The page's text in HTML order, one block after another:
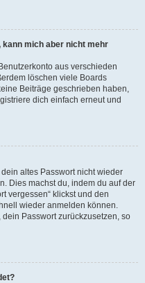
mich aber nicht mehr
aus verschieden
löschen viele Boards
Beiträge geschrieben haben,
dich einfach erneut und
altes Passwort nicht wieder
Dies machst du, indem du auf der
vergessen“ klickst und den
wieder anmelden können.
Passwort zurückzusetzen, so